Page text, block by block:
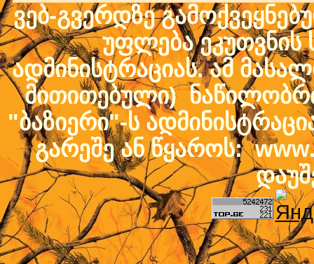
ვებ-გვერდზე
უფლება ეკუთვნის
ადმინისტრაციას. ამ
მითითებული)
"ბაზიერი"-ს
გარეშე ან წყაროს: